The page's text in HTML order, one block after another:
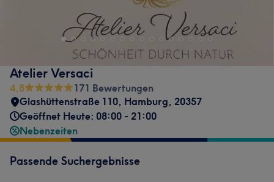
Atelier Versaci
4,8
171 Bewertungen
Glashüttenstraße 110, Hamburg, 20357
Geöffnet Heute: 08:00 - 21:00
Nebenzeiten
Passende Suchergebnisse